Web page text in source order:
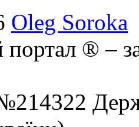
Oleg Soroka
® –